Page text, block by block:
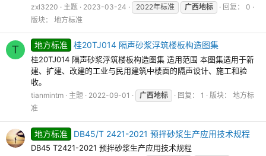
zxl3220 主题 2023-03-24 2022年标准 广西地标
回复： 0
版块： 地方标准
T 地方标准 桂20TJ014 隔声砂浆浮筑楼板构造图集
桂20TJ014 隔声砂浆浮筑楼板构造图集 适用范围 本图集适用于新
建、扩建、改建的工业与民用建筑中楼面的隔声设计、施工和验
收。
tianmintm 主题 2022-09-01 广西地标 回复： 1 版块： 地方标
准
地方标准 DB45/T 2421-2021 预拌砂浆生产应用技术规程
DB45 T2421-2021 预拌砂浆生产应用技术规程